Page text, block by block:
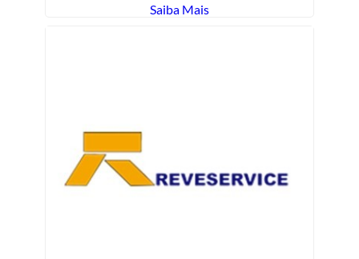
Saiba Mais